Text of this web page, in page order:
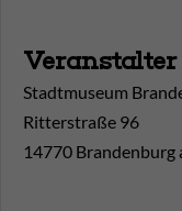
Veranstalter
Stadtmuseum
Ritterstraße 96
14770 Brandenburg